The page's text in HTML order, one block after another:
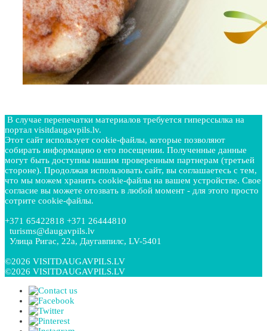
В случае перепечатки материалов требуется гиперссылка на
портал visitdaugavpils.lv.
Этот сайт использует cookie-файлы, которые позволяют
собирать информацию о его посещении. Полученные данные
могут быть доступны нашим проверенным партнерам (третьей
стороне). Продолжая использовать сайт, вы соглашаетесь с тем,
что мы можем хранить cookie-файлы на вашем устройстве. Свое
согласие вы можете отозвать в любой момент - для этого просто
сотрите cookie-файлы.
+371 65422818 +371 26444810
turisms@daugavpils.lv
Улица Ригас, 22a, Даугавпилс, LV-5401
©2026 VISITDAUGAVPILS.LV
©2026 VISITDAUGAVPILS.LV